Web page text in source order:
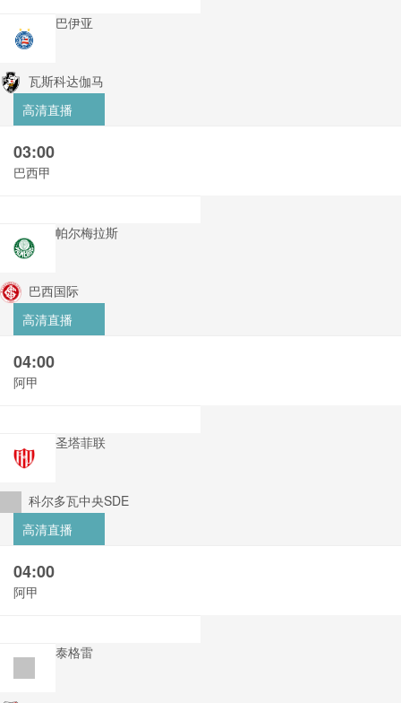
巴伊亚
瓦斯科达伽马
高清直播
03:00
巴西甲
帕尔梅拉斯
巴西国际
高清直播
04:00
阿甲
圣塔菲联
科尔多瓦中央SDE
高清直播
04:00
阿甲
泰格雷